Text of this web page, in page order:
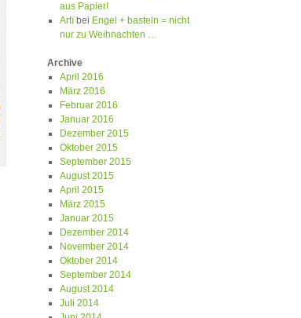
aus Papier!
Artïbei Engel + basteln = nicht
nur zu Weihnachten …
Archive
April 2016
März 2016
Februar 2016
Januar 2016
Dezember 2015
Oktober 2015
September 2015
August 2015
April 2015
März 2015
Januar 2015
Dezember 2014
November 2014
Oktober 2014
September 2014
August 2014
Juli 2014